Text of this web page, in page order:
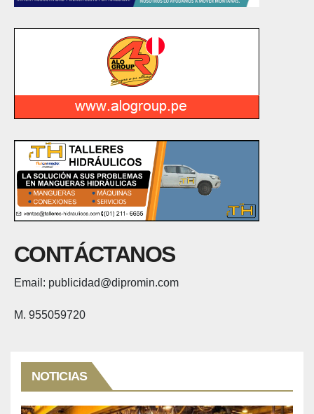
CONTÁCTANOS
Email: publicidad@dipromin.com
M. 955059720
NOTICIAS